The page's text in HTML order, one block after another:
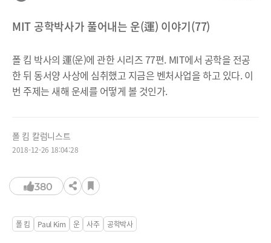
MIT 공학박사가 풀어내는 운(運) 이야기(77)
폴 킴 박사의 運(운)에 관한 시리즈 77편. MIT에서 공학을 전공
한 뒤 동서양 사상에 심취했고 지금은 벤처사업을 하고 있다. 이
번 주제는 새해 운세를 어떻게 볼 것인가.
폴 킴 칼럼니스트
2018-12-26 18:04:28
380
폴 킴 Paul Kim 운 사주 공학박사